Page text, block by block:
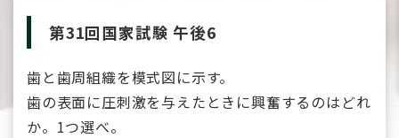
第31回国家試験 午後6
歯と歯周組織を模式図に示す。
歯の表面に圧刺激を与えたときに興奮するのはどれ
か。1つ選べ。